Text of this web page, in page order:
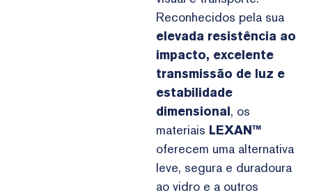
Reconhecidos pela sua
elevada resistência ao
impacto, excelente
transmissão de luz e
estabilidade
dimensional, os
materiais LEXAN™
oferecem uma alternativa
leve, segura e duradoura
ao vidro e a outros